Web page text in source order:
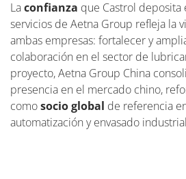
Laconfianza que Castrol deposita
servicios de Aetna Group refleja la
ambas empresas: fortalecer y
colaboración en el sector de
proyecto, Aetna Group China
presencia en el mercado chino,
comosocio global de referencia
automatización y envasado